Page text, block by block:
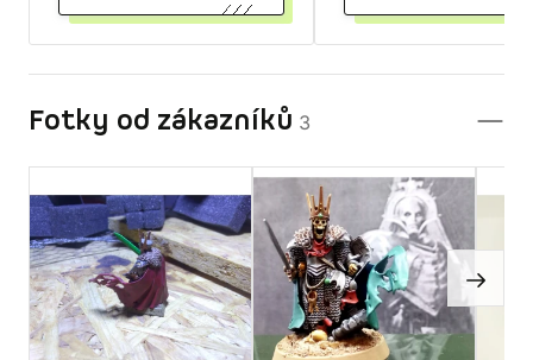
Fotky od zákazníků 3